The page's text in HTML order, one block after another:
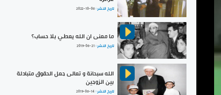
تاريخ النشر :2022-10-06
ما معنى ان الله يعطي بلا حساب؟
تاريخ النشر :2019-06-21
الله سبحانة و تعالى جعل الحقوق متبادلة
بين الزوجين
تاريخ النشر : 2019-06-14